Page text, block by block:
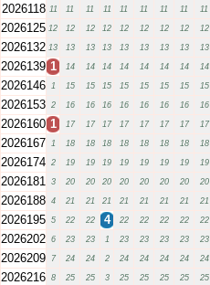
2026118 11 11 11 11 11 11 11 11 11
2026125 12 12 12 12 12 12 12 12 12
2026132 13 13 13 13 13 13 13 13 13
2026139 1 14 14 14 14 14 14 14 14
2026146 1 15 15 15 15 15 15 15 15
2026153 2 16 16 16 16 16 16 16 16
2026160 1 17 17 17 17 17 17 17 17
2026167 1 18 18 18 18 18 18 18 18
2026174 2 19 19 19 19 19 19 19 19
2026181 3 20 20 20 20 20 20 20 20
2026188 4 21 21 21 21 21 21 21 21
2026195 5 22 22 4 22 22 22 22 22
2026202 6 23 23 1 23 23 23 23 23
2026209 7 24 24 2 24 24 24 24 24
2026216 8 25 25 3 25 25 25 25 25